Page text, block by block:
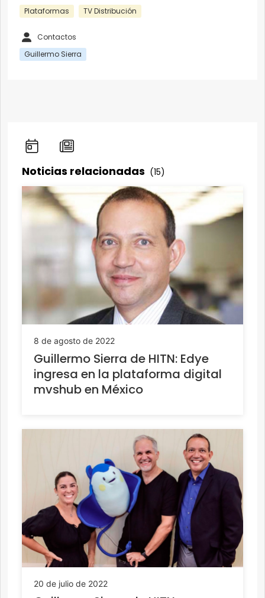
Plataformas
TV Distribución
Contactos
Guillermo Sierra
Noticias relacionadas (15)
8 de agosto de 2022
Guillermo Sierra de HITN: Edye
ingresa en la plataforma digital
mvshub en México
20 de julio de 2022